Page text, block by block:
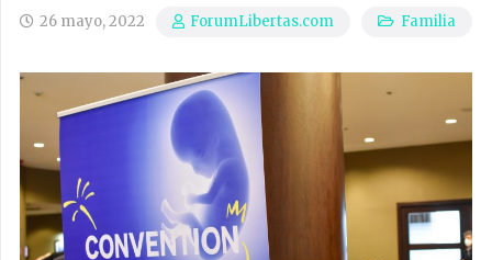
26 mayo, 2022 ForumLibertas.com Familia